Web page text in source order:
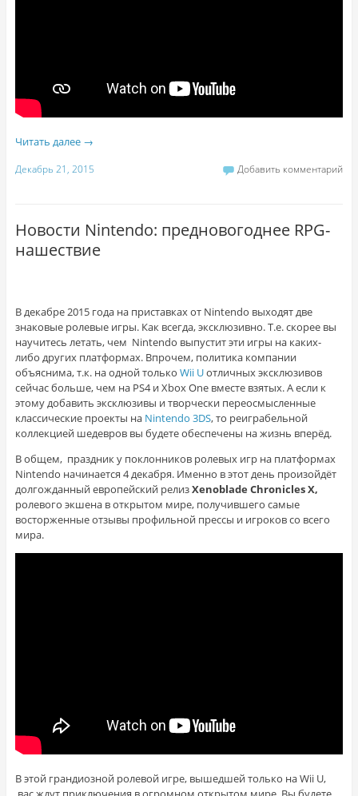
Читать далее →
Декабрь 21, 2015 Добавить комментарий
Новости Nintendo: предновогоднее RPG-
нашествие
В декабре 2015 года на приставках от Nintendo выходят две
знаковые ролевые игры. Как всегда, эксклюзивно. Т.е. скорее вы
научитесь летать, чем Nintendo выпустит эти игры на каких-
либо других платформах. Впрочем, политика компании
объяснима, т.к. на одной только Wii Uотличных эксклюзивов
сейчас больше, чем на PS4 и Xbox One вместе взятых. А если к
этому добавить эксклюзивы и творчески переосмысленные
классические проекты на Nintendo 3DS, то реиграбельной
коллекцией шедевров вы будете обеспечены на жизнь вперёд.
В общем, праздник у поклонников ролевых игр на платформах
Nintendo начинается 4 декабря. Именно в этот день произойдёт
долгожданный европейский релизXenoblade Chronicles X,
ролевого экшена в открытом мире, получившего самые
восторженные отзывы профильной прессы и игроков со всего
мира.
В этой грандиозной ролевой игре, вышедшей только на Wii U,